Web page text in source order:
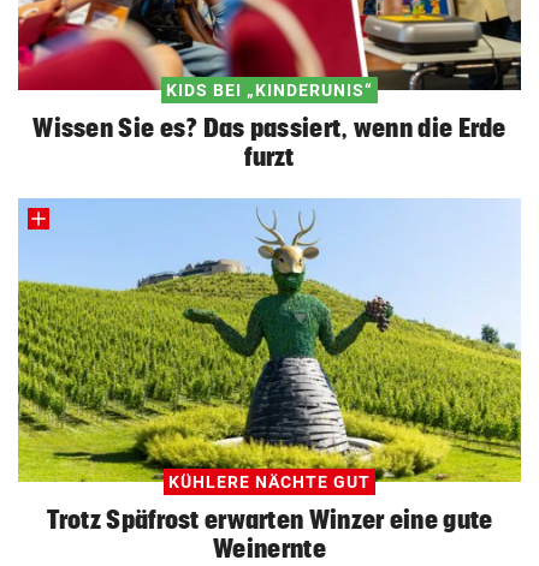
KIDS BEI „KINDERUNIS“
Wissen Sie es? Das passiert, wenn die Erde
furzt
KÜHLERE NÄCHTE GUT
Trotz Späfrost erwarten Winzer eine gute
Weinernte